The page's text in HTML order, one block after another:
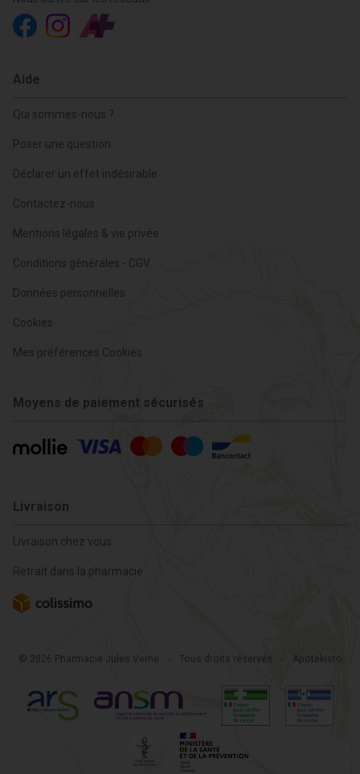
Aide
Qui sommes-nous ?
Poser une question
Déclarer un effet indésirable
Contactez-nous
Mentions légales & vie privée
Conditions générales - CGV
Données personnelles
Cookies
Mes préférences Cookies
Moyens de paiement sécurisés
Livraison
Livraison chez vous
Retrait dans la pharmacie
© 2026 Pharmacie Jules Verne - Tous droits réservés - Apotekisto